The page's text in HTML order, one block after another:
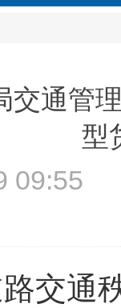
交通管
型
交通